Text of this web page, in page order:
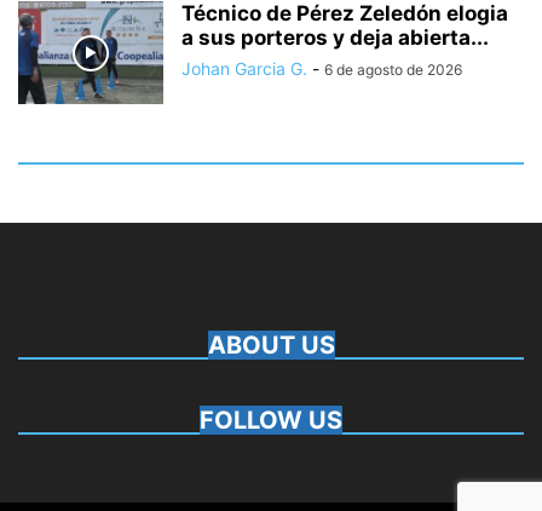
Técnico de Pérez Zeledón elogia
a sus porteros y deja abierta...
Johan Garcia G. - 6 de agosto de 2026
ABOUT US
FOLLOW US